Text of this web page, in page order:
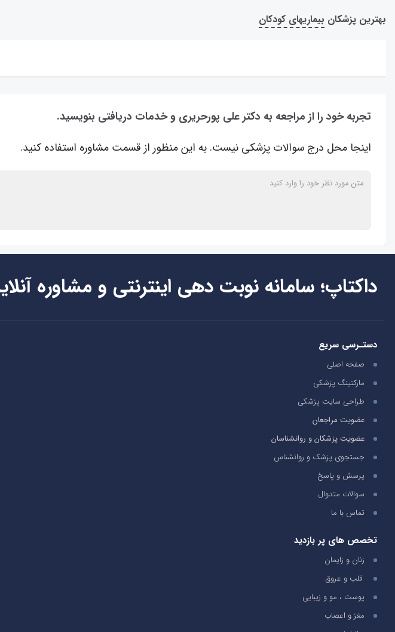
بهترین پزشکان بیماریهای کودکان
تجربه خود را از مراجعه به دکتر علی پورحریری و خدمات دریافتی بنویسید.
اینجا محل درج سوالات پزشکی نیست. به این منظور از قسمت مشاوره استفاده کنید.
داکتاپ؛ سامانه نوبت دهی اینترنتی و مشاوره
دستـرسی سریع
صفحه اصلی
مارکتینگ پزشکی
طراحی سایت پزشکی
عضویت مراجعان
عضویت پزشکان و روانشناسان
جستجوی پزشک و روانشناس
پرسش و پاسخ
سوالات متدوال
تماس با ما
تخصص های پر بازدید
زنان و زایمان
قلب و عروق
پوست ، مو و زیبایی
مغز و اعصاب